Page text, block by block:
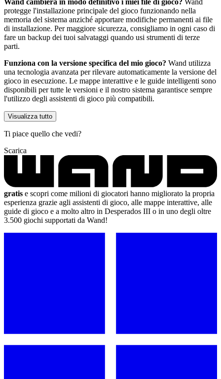
protegge l'installazione principale del gioco funzionando nella
memoria del sistema anziché apportare modifiche permanenti ai file
di installazione. Per maggiore sicurezza, consigliamo in ogni caso di
fare un backup dei tuoi salvataggi quando usi strumenti di terze
parti.
Funziona con la versione specifica del mio gioco? Wand utilizza
una tecnologia avanzata per rilevare automaticamente la versione del
gioco in esecuzione. Le mappe interattive e le guide intelligenti sono
disponibili per tutte le versioni e il nostro sistema garantisce sempre
l'utilizzo degli assistenti di gioco più compatibili.
Visualizza tutto
Ti piace quello che vedi?
Scarica
gratis e scopri come milioni di giocatori hanno migliorato la propria
esperienza grazie agli assistenti di gioco, alle mappe interattive, alle
guide di gioco e a molto altro in Desperados III o in uno degli oltre
3.500 giochi supportati da Wand!